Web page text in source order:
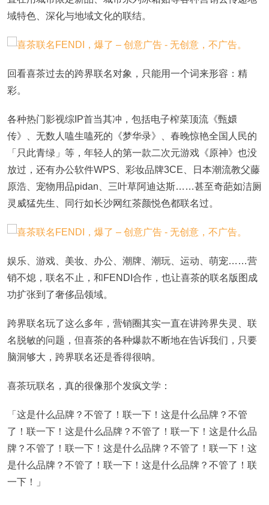
域特色、深化与地域文化的联结。
回看喜茶过去的跨界联名对象，只能用一个词来形容：精
彩。
各种热门影视综IP首当其冲，包括电子榨菜顶流《甄嬛
传》、无数人嗑生嗑死的《梦华录》、春晚惊艳全国人民的
「只此青绿」等，年轻人的第一款二次元游戏《原神》也没
放过，还有办公软件WPS、彩妆品牌3CE、日本潮流教父藤
原浩、宠物用品pidan、三叶草阿迪达斯……甚至奇葩如洁厕
灵威猛先生、同行如长沙网红茶颜悦色都联名过。
娱乐、游戏、美妆、办公、潮牌、潮玩、运动、萌宠……营
销不熄，联名不止，和FENDI合作，也让喜茶的联名版图成
功扩张到了奢侈品领域。
跨界联名玩了这么多年，营销圈其实一直在讲跨界失灵、联
名脱敏的问题，但喜茶的各种爆款不断地在告诉我们，只要
脑洞够大，跨界联名还是香得很呐。
喜茶玩联名，真的很像那个发疯文学：
「这是什么品牌？不管了！联一下！这是什么品牌？不管
了！联一下！这是什么品牌？不管了！联一下！这是什么品
牌？不管了！联一下！这是什么品牌？不管了！联一下！这
是什么品牌？不管了！联一下！这是什么品牌？不管了！联
一下！」